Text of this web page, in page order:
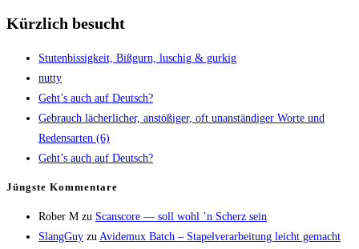
Kürzlich besucht
Stu­ten­bis­sig­keit, Biß­gurn, luschig & gurkig
nut­ty
Geht’s auch auf Deutsch?
Gebrauch lächer­li­cher, anstö­ßi­ger, oft unan­stän­di­ger Wor­te und
Redens­ar­ten (6)
Geht’s auch auf Deutsch?
Jüngs­te Kommentare
Rober M zu Scans­core — soll wohl ’n Scherz sein
SlangGuy zu Avi­de­mux Batch – Sta­pel­ver­ar­bei­tung leicht gemacht